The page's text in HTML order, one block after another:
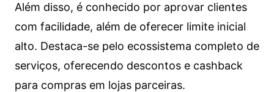
Além disso, é conhecido por aprovar clientes
com facilidade, além de oferecer limite inicial
alto. Destaca-se pelo ecossistema completo de
serviços, oferecendo descontos e cashback
para compras em lojas parceiras.